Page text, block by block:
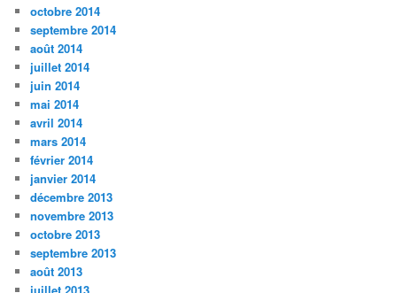
octobre 2014
septembre 2014
août 2014
juillet 2014
juin 2014
mai 2014
avril 2014
mars 2014
février 2014
janvier 2014
décembre 2013
novembre 2013
octobre 2013
septembre 2013
août 2013